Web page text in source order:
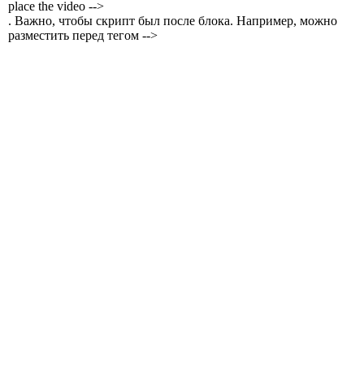
place the video -->
. Важно, чтобы скрипт был после блока. Например, можно
разместить перед тегом -->